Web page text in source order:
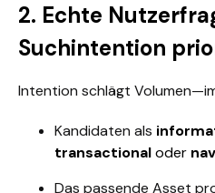
2. Echte
Suchintention
Intention schlägt
Kandidaten als
transactionaloder
Das passende Asset